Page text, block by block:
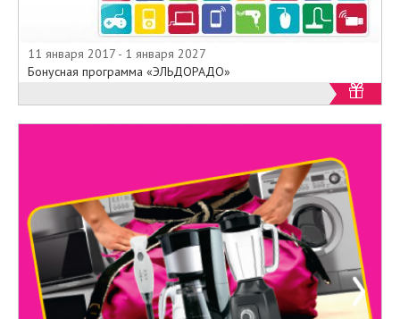
11 января 2017 - 1 января 2027
Бонусная программа «ЭЛЬДОРАДО»